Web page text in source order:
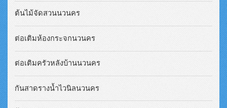
ต้นไม้จัดสวนนวนคร
ต่อเติมห้องกระจกนวนคร
ต่อเติมครัวหลังบ้านนวนคร
กันสาดรางน้ำไวนิลนวนคร